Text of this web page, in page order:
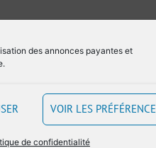
des annonces payantes et
VOIR LES
de confidentialité